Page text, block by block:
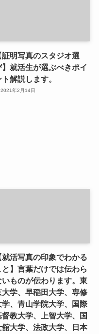
証明写真のスタジオ選
】就活生が選ぶべきポイ
ト解説します。
2021年2月14日
就活写真の印象でわかる
と】言葉だけでは伝わら
いものが伝わります。東
大学、早稲田大学、専修
学、青山学院大学、国際
督教大学、上智大学、国
舘大学、法政大学、日本